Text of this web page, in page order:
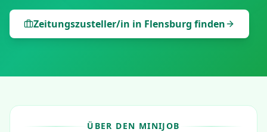
Zeitungszusteller/in in Flensburg finden
ÜBER DEN MINIJOB